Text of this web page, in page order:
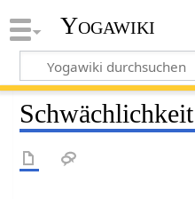
Yogawiki
Schwächlichkeit